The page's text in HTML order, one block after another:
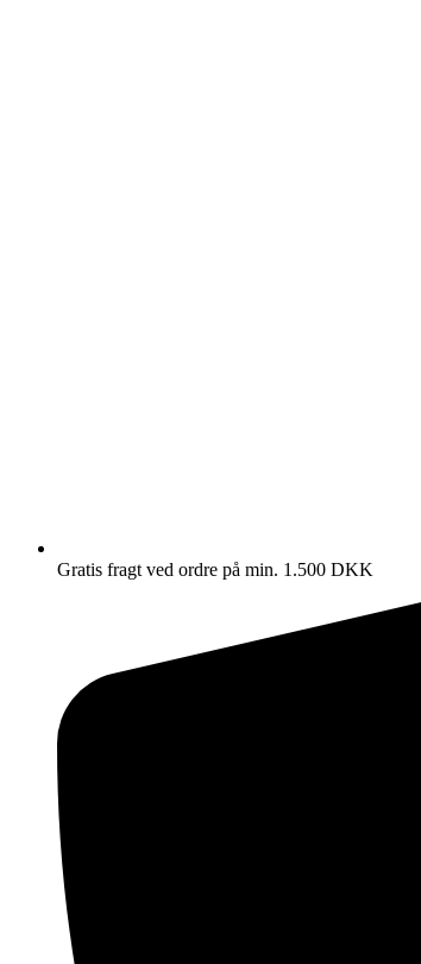
Gratis fragt ved ordre på min. 1.500 DKK